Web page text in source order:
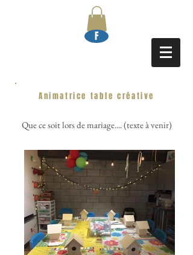
F
Animatrice table créative
Que ce soit lors de mariage.... (texte à venir)